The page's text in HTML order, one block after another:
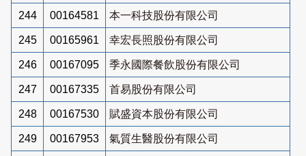
244 00164581 本一科技股份有限公司
245 00165961 幸宏長照股份有限公司
246 00167095 季永國際餐飲股份有限公司
247 00167335 首易股份有限公司
248 00167530 賦盛資本股份有限公司
249 00167953 氣質生醫股份有限公司